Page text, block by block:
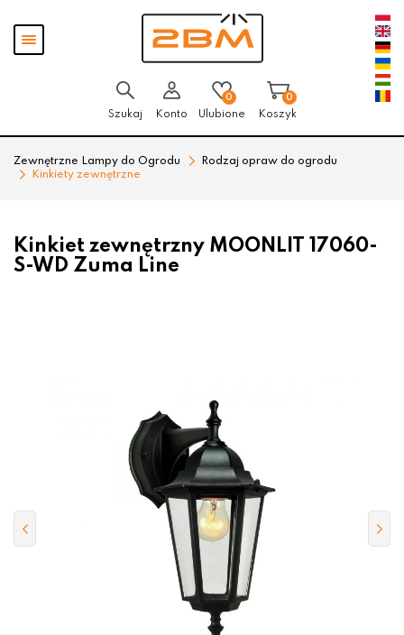
Pokaż
menu
Szukaj Konto
0
Ulubione
0
Koszyk
Zewnętrzne Lampy do Ogrodu
Rodzaj opraw do ogrodu
Kinkiety zewnętrzne
Kinkiet zewnętrzny MOONLIT 17060-
S-WD Zuma Line